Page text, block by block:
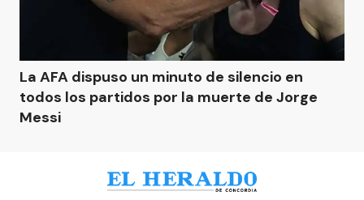
La AFA dispuso un minuto de silencio en
todos los partidos por la muerte de Jorge
Messi